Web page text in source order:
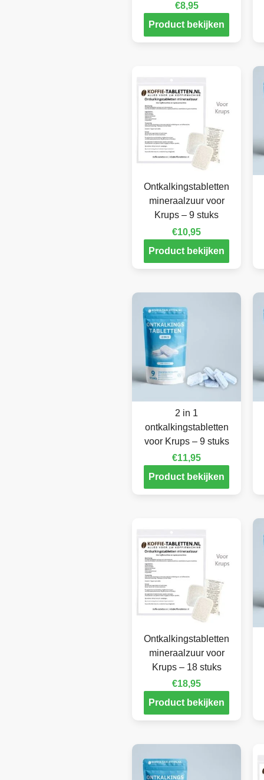
€8,95
Product bekijken
Ontkalkingstabletten
mineraalzuur voor
Krups – 9 stuks
€10,95
Product bekijken
2 in 1
ontkalkingstabletten
voor Krups – 9 stuks
€11,95
Product bekijken
Ontkalkingstabletten
mineraalzuur voor
Krups – 18 stuks
€18,95
Product bekijken